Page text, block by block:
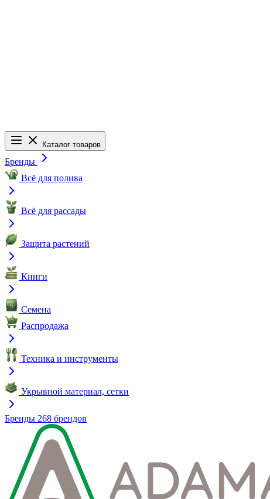
Каталог товаров
Бренды
Всё для полива
Всё для рассады
Защита растений
Книги
Семена
Распродажа
Техника и инструменты
Укрывной материал, сетки
Бренды 268 брендов